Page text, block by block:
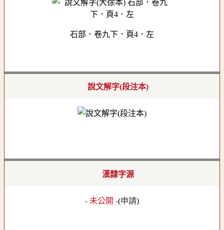
石部．卷九下．頁4．左
說文解字(段注本)
漢隸字源
- 未公開 -(申請)